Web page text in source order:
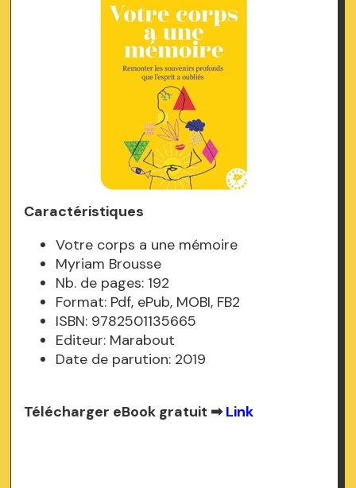
Caractéristiques
Votre corps a une mémoire
Myriam Brousse
Nb. de pages: 192
Format: Pdf, ePub, MOBI, FB2
ISBN: 9782501135665
Editeur: Marabout
Date de parution: 2019
Télécharger eBook gratuit ➡Link